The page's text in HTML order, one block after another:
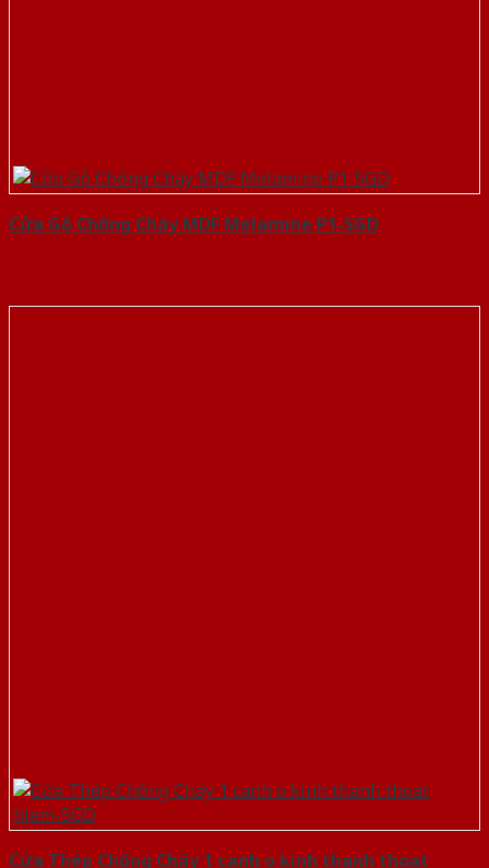
Cửa Gỗ Chống Cháy MDF Melamine P1-SGD
Cửa Thép Chống Cháy 1 canh o kinh thanh thoat